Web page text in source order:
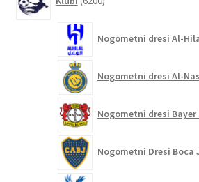
izdelkov
Nogometni dresi Al-
Nogometni dresi Al-
Nogometni dresi Bayer
Nogometni Dresi Boca